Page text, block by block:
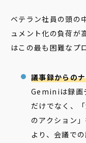
ベテラン社員の頭の
ュメント化の負荷が
はこの最も困難なプ
議事録からの
Geminiは録画
だけでなく、
のアクション
より、会議で